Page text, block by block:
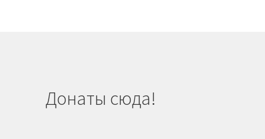
Донаты сюда!